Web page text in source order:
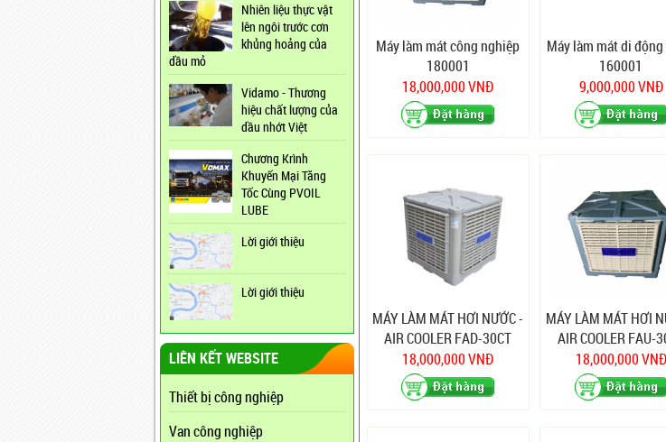
Nhiên liệu thực vật
lên ngôi trước cơn
khủng hoảng của
dầu mỏ
Vidamo - Thương
hiệu chất lượng của
dầu nhớt Việt
Chương Krình
Khuyến Mại Tăng
Tốc Cùng PVOIL
LUBE
Lời giới thiệu
Lời giới thiệu
LIÊN KẾT WEBSITE
Thiết bị công nghiệp
Van công nghiệp
Máy làm mát công nghiệp
180001
18,000,000 VNĐ
Máy làm mát di động
160001
9,000,000 VNĐ
MÁY LÀM MÁT HƠI NƯỚC -
AIR COOLER FAD-30CT
(Hướng thổi xuống)
18,000,000 VNĐ
MÁY LÀM MÁT HƠI
AIR COOLER FAU-
(Hướng thổi lên)
18,000,000 VNĐ